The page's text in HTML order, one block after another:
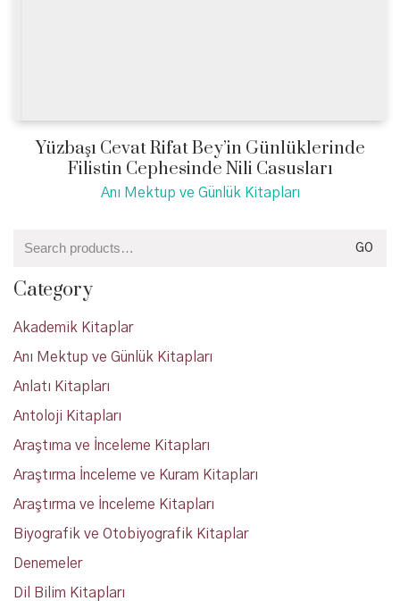
Yüzbaşı Cevat Rifat Bey’in Günlüklerinde
Filistin Cephesinde Nili Casusları
Anı Mektup ve Günlük Kitapları
for:
GO
Category
Akademik Kitaplar
Anı Mektup ve Günlük Kitapları
Anlatı Kitapları
Antoloji Kitapları
Araştıma ve İnceleme Kitapları
Araştırma İnceleme ve Kuram Kitapları
Araştırma ve İnceleme Kitapları
Biyografik ve Otobiyografik Kitaplar
Denemeler
Dil Bilim Kitapları